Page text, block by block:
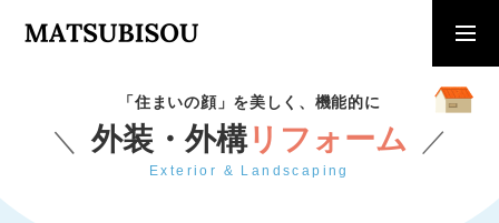
求人採用情報 ご相談・見積依頼
「住まいの顔」を美しく、機能的に
＼ 外装・外構リフォーム ／
Exterior & Landscaping